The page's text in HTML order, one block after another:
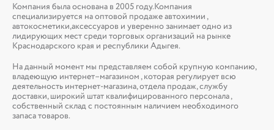
Компания была основана в 2005 году.Компания
специализируется на оптовой продаже автохимии ,
автокосметики,аксессуаров и уверенно занимает одно из
лидирующих мест среди торговых организаций на рынке
Краснодарского края и республики Адыгея.
На данный момент мы представляем собой крупную компанию,
владеющую интернет–магазином , которая регулирует всю
деятельность интернет-магазина, отдела продаж, службу
доставки, широкий штат квалифицированного персонала ,
собственный склад c постоянным наличием необходимого
запаса товаров.